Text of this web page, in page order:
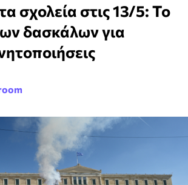
σχολεία στις 13/5: Το
δασκάλων για